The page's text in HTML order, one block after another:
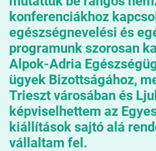
konferenciákhoz
egészségnevelési és
programunk szorosan
Alpok-Adria
ügyek Bizottságához,
Trieszt városában és
képviselhettem az
kiállítások sajtó alá
vállaltam fel.